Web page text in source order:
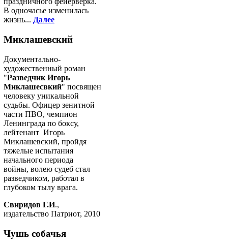
В одночасье изменилась
жизнь... Далее
Миклашевский
Документально-
художественный роман
"Разведчик Игорь
Миклашесвкий" посвящен
человеку уникальной
судьбы. Офицер зенитной
части ПВО, чемпион
Ленинграда по боксу,
лейтенант Игорь
Миклашевский, пройдя
тяжелые испытания
начального периода
войны, волею судеб стал
разведчиком, работал в
глубоком тылу врага.
Свиридов Г.И.,
издательство Патриот, 2010
Чушь собачья